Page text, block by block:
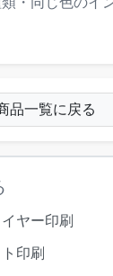
品一覧に戻る
ヤー印刷
印刷